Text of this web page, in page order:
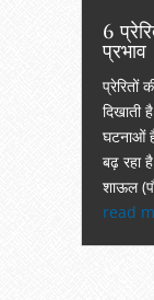
6
प्रभाव
प्रेरितों
दिखाती
घटनाओं
बढ़ रहा
शाऊल
read